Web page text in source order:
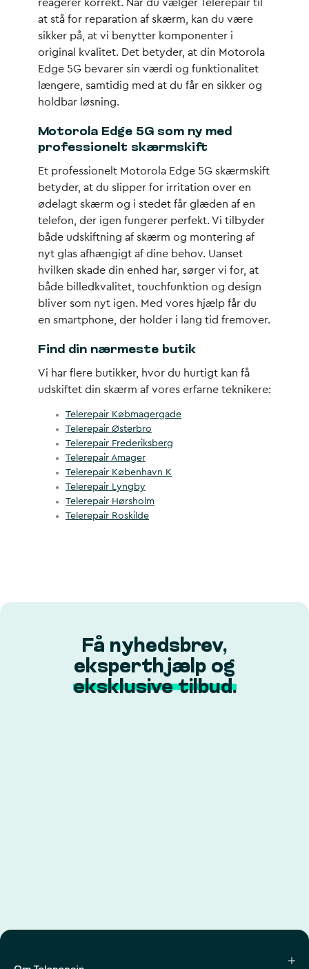
reagerer korrekt. Når du vælger Telerepair til
at stå for reparation af skærm, kan du være
sikker på, at vi benytter komponenter i
original kvalitet. Det betyder, at din Motorola
Edge 5G bevarer sin værdi og funktionalitet
længere, samtidig med at du får en sikker og
holdbar løsning.
Motorola Edge 5G som ny med
professionelt skærmskift
Et professionelt Motorola Edge 5G skærmskift
betyder, at du slipper for irritation over en
ødelagt skærm og i stedet får glæden af en
telefon, der igen fungerer perfekt. Vi tilbyder
både udskiftning af skærm og montering af
nyt glas afhængigt af dine behov. Uanset
hvilken skade din enhed har, sørger vi for, at
både billedkvalitet, touchfunktion og design
bliver som nyt igen. Med vores hjælp får du
en smartphone, der holder i lang tid fremover.
Find din nærmeste butik
Vi har flere butikker, hvor du hurtigt kan få
udskiftet din skærm af vores erfarne teknikere:
Telerepair Købmagergade
Telerepair Østerbro
Telerepair Frederiksberg
Telerepair Amager
Telerepair København K
Telerepair Lyngby
Telerepair Hørsholm
Telerepair Roskilde
Få nyhedsbrev,
eksperthjælp og
eksklusive tilbud.